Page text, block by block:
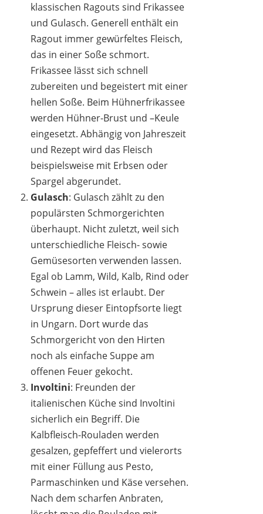
klassischen Ragouts sind Frikassee
und Gulasch. Generell enthält ein
Ragout immer gewürfeltes Fleisch,
das in einer Soße schmort.
Frikassee lässt sich schnell
zubereiten und begeistert mit einer
hellen Soße. Beim Hühnerfrikassee
werden Hühner-Brust und –Keule
eingesetzt. Abhängig von Jahreszeit
und Rezept wird das Fleisch
beispielsweise mit Erbsen oder
Spargel abgerundet.
Gulasch: Gulasch zählt zu den
populärsten Schmorgerichten
überhaupt. Nicht zuletzt, weil sich
unterschiedliche Fleisch- sowie
Gemüsesorten verwenden lassen.
Egal ob Lamm, Wild, Kalb, Rind oder
Schwein – alles ist erlaubt. Der
Ursprung dieser Eintopfsorte liegt
in Ungarn. Dort wurde das
Schmorgericht von den Hirten
noch als einfache Suppe am
offenen Feuer gekocht.
Involtini: Freunden der
italienischen Küche sind Involtini
sicherlich ein Begriff. Die
Kalbfleisch-Rouladen werden
gesalzen, gepfeffert und vielerorts
mit einer Füllung aus Pesto,
Parmaschinken und Käse versehen.
Nach dem scharfen Anbraten,